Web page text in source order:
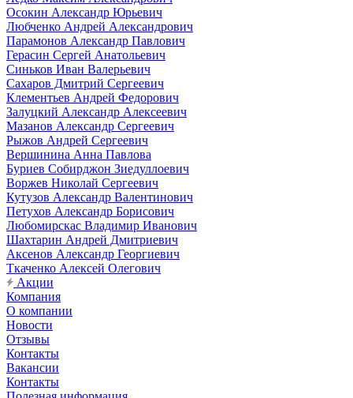
Осокин Александр Юрьевич
Любченко Андрей Александрович
Парамонов Александр Павлович
Герасин Сергей Анатольевич
Синьков Иван Валерьевич
Сахаров Дмитрий Сергеевич
Клементьев Андрей Федорович
Залуцкий Александр Алексеевич
Мазанов Александр Сергеевич
Рыжов Андрей Сергеевич
Вершинина Анна Павлова
Буриев Собирджон Зиедуллоевич
Воржев Николай Сергеевич
Кутузов Александр Валентинович
Петухов Александр Борисович
Любомирскас Владимир Иванович
Шахтарин Андрей Дмитриевич
Аксенов Александр Георгиевич
Ткаченко Алексей Олегович
Акции
Компания
О компании
Новости
Отзывы
Контакты
Вакансии
Контакты